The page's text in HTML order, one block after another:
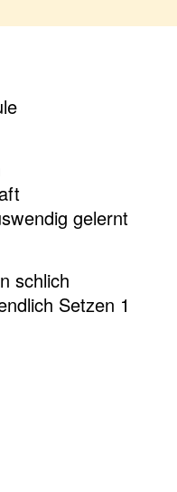
gelernt
schlich
Setzen 1